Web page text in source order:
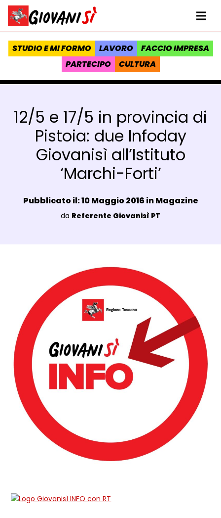
Vai al contenuto
Homepage Giovanisì - Progetto della Regione Toscana
STUDIO E MI FORMO LAVORO
FACCIO IMPRESA
PARTECIPO
CULTURA
12/5 e 17/5 in provincia di
Pistoia: due Infoday
Giovanisì all’Istituto
‘Marchi-Forti’
Data e ora:
Pubblicato il: 10 Maggio 2016 inMagazine
Luogo:
da Referente Giovanisì PT
Dettagli Post Magazine